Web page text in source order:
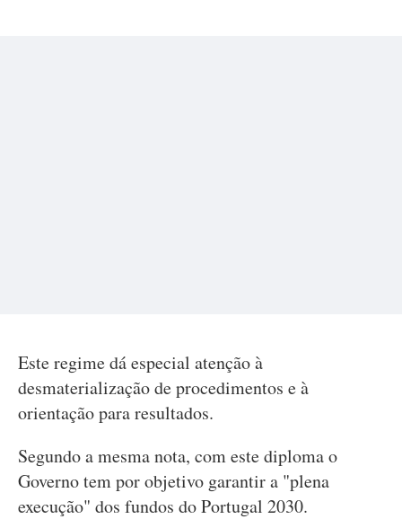
Este regime dá especial atenção à
desmaterialização de procedimentos e à
orientação para resultados.
Segundo a mesma nota, com este diploma o
Governo tem por objetivo garantir a "plena
execução" dos fundos do Portugal 2030.